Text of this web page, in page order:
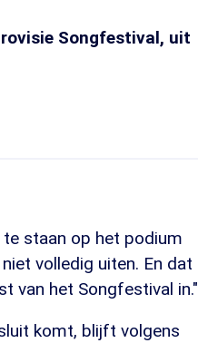
Songfestival, uit
te staan op het podium
volledig uiten. En dat
van het Songfestival in."
komt, blijft volgens